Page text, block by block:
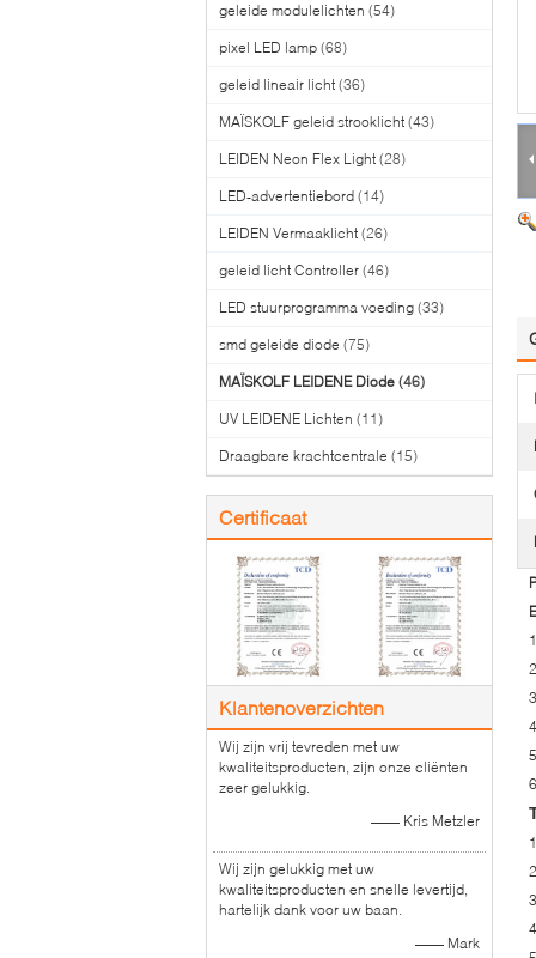
geleide modulelichten (54)
pixel LED lamp (68)
geleid lineair licht (36)
MAÏSKOLF geleid strooklicht (43)
LEIDEN Neon Flex Light (28)
LED-advertentiebord (14)
LEIDEN Vermaaklicht (26)
geleid licht Controller (46)
LED stuurprogramma voeding (33)
smd geleide diode (75)
MAÏSKOLF LEIDENE Diode (46)
UV LEIDENE Lichten (11)
Draagbare krachtcentrale (15)
Certificaat
Klantenoverzichten
Wij zijn vrij tevreden met uw
kwaliteitsproducten, zijn onze cliënten
zeer gelukkig.
—— Kris Metzler
Wij zijn gelukkig met uw
kwaliteitsproducten en snelle levertijd,
hartelijk dank voor uw baan.
—— Mark